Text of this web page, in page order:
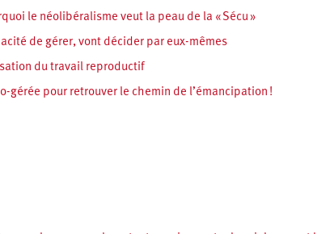
le néolibéralisme veut la peau de la « Sécu »
de gérer, vont décider par eux-mêmes
du travail reproductif
gérée pour retrouver le chemin de l’émancipation !